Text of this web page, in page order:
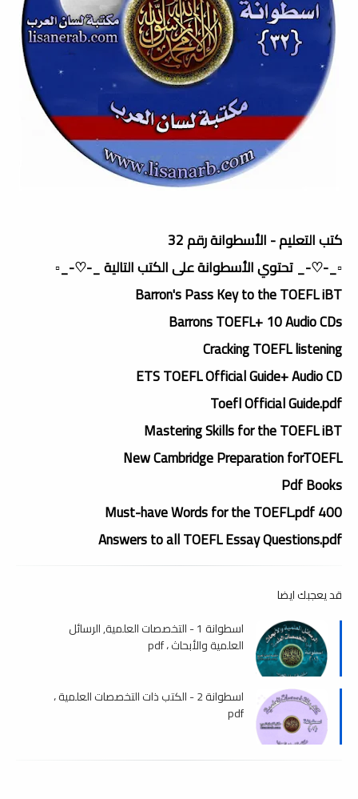
كتب التعليم - الأسطوانة رقم 32
▫️_-♡-_ تحتوي الأسطوانة على الكتب التالية _-♡-_▫️
Barron's Pass Key to the TOEFL iBT
Barrons TOEFL+ 10 Audio CDs
Cracking TOEFL listening
ETS TOEFL Official Guide+ Audio CD
Toefl Official Guide.pdf
Mastering Skills for the TOEFL iBT
New Cambridge Preparation forTOEFL
Pdf Books
400 Must-have Words for the TOEFL.pdf
Answers to all TOEFL Essay Questions.pdf
قد يعجبك ايضا
اسطوانة 1 - التخصصات العلمية, الرسائل
العلمية والأبحاث ، pdf
اسطوانة 2 - الكتب ذات التخصصات العلمية ،
pdf